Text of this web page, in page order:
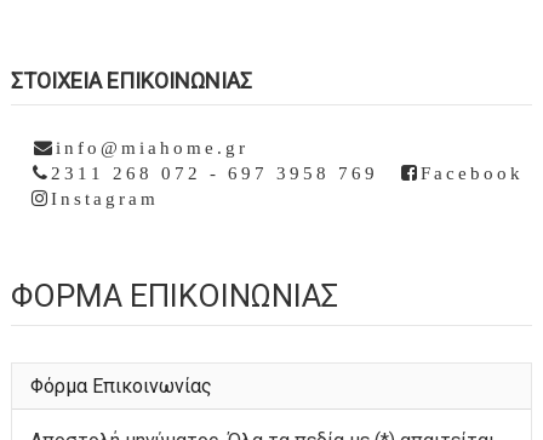
ΣΤΟΙΧΕΊΑ ΕΠΙΚΟΙΝΩΝΊΑΣ
info@miahome.gr
2311 268 072 - 697 3958 769
Facebook
Instagram
ΦΌΡΜΑ ΕΠΙΚΟΙΝΩΝΊΑΣ
Φόρμα Επικοινωνίας